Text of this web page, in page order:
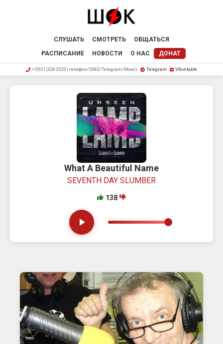
СЛУШАТЬ СМОТРЕТЬ
ОБЩАТЬСЯ
РАСПИСАНИЕ
НОВОСТИ О НАС ДОНАТ
+7(921)326-2020 (телефон/SMS/Telegram/Макс) Telegram VKontakte
What A Beautiful Name
SEVENTH DAY SLUMBER
138